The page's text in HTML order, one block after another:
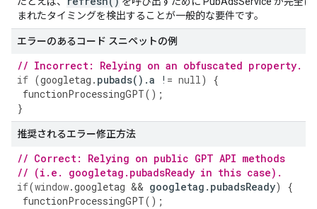
まれたタイミングを検出することが一般的な要件です。
エラーのあるコード スニペットの例
// Incorrect: Relying on an obfuscated property.
if (googletag . pubads().a ! = null)
{
functionProcessingGPT();
}
推奨されるエラー修正方法
// Correct: Relying on public GPT API methods
// (i.e. googletag.pubadsReady in this case).
if(window.googletag && googletag . pubadsReady)
{
functionProcessingGPT();